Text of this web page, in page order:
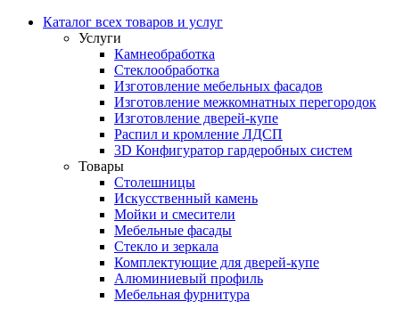
Каталог всех товаров и услуг
Услуги
Камнеобработка
Стеклообработка
Изготовление мебельных фасадов
Изготовление межкомнатных перегородок
Изготовление дверей-купе
Распил и кромление ЛДСП
3D Конфигуратор гардеробных систем
Товары
Столешницы
Искусственный камень
Мойки и смесители
Мебельные фасады
Стекло и зеркала
Комплектующие для дверей-купе
Алюминиевый профиль
Мебельная фурнитура